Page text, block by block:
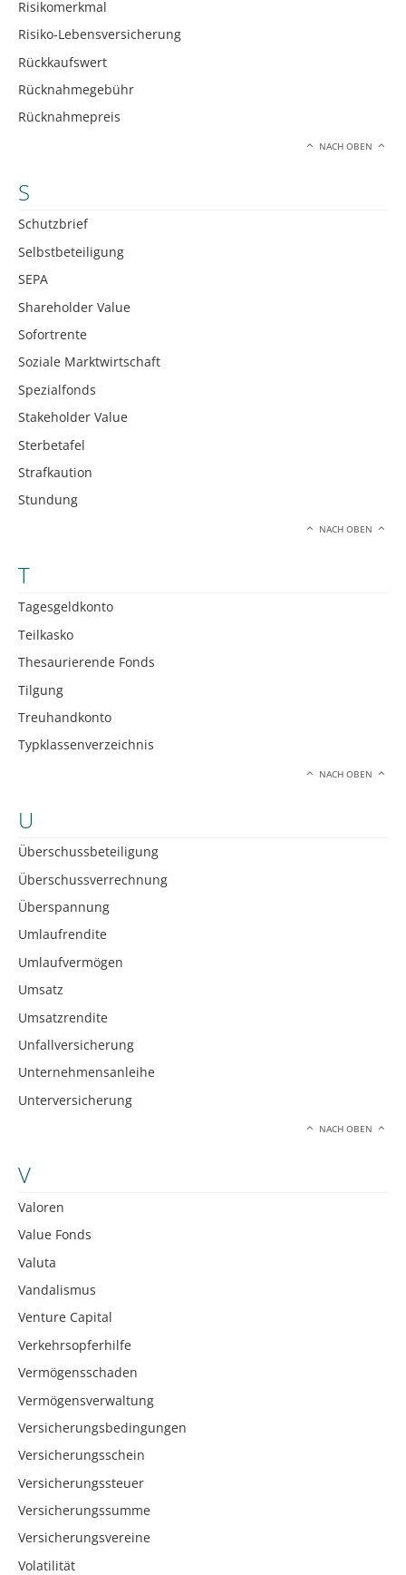
Risikomerkmal
Risiko-Lebensversicherung
Rückkaufswert
Rücknahmegebühr
Rücknahmepreis
NACH OBEN
S
Schutzbrief
Selbstbeteiligung
SEPA
Shareholder Value
Sofortrente
Soziale Marktwirtschaft
Spezialfonds
Stakeholder Value
Sterbetafel
Strafkaution
Stundung
NACH OBEN
T
Tagesgeldkonto
Teilkasko
Thesaurierende Fonds
Tilgung
Treuhandkonto
Typklassenverzeichnis
NACH OBEN
U
Überschussbeteiligung
Überschussverrechnung
Überspannung
Umlaufrendite
Umlaufvermögen
Umsatz
Umsatzrendite
Unfallversicherung
Unternehmensanleihe
Unterversicherung
NACH OBEN
V
Valoren
Value Fonds
Valuta
Vandalismus
Venture Capital
Verkehrsopferhilfe
Vermögensschaden
Vermögensverwaltung
Versicherungsbedingungen
Versicherungsschein
Versicherungssteuer
Versicherungssumme
Versicherungsvereine
Volatilität